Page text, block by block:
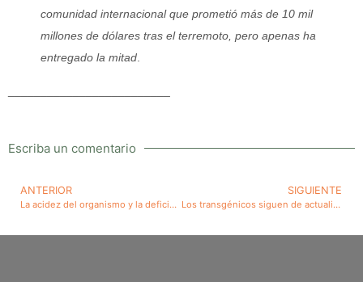
comunidad internacional que prometió más de 10 mil
millones de dólares tras el terremoto, pero apenas ha
entregado la mitad
Escriba un comentario
ANTERIOR
La acidez del organismo y la deficiente oxigenación serían causas básicas del cáncer. Importancia de la adecuada alimentación
SIGUIENTE
Los transgénicos siguen de actualidad. De EE.UU. llega noticia de súper gusano que amenaza al cultivo del maíz transgénico. Continúa la polémica sobre el uso de los transgénicos.